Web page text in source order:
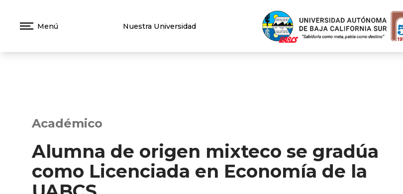
Menú Nuestra Universidad
Académico
Alumna de origen mixteco se gradúa
como Licenciada en Economía de la